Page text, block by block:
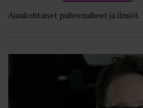
Ajankohtaiset puheenaiheet ja ilmiöt.